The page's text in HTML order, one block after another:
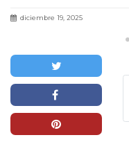
Turisme con resultados un 71 %
diciembre 19, 2025